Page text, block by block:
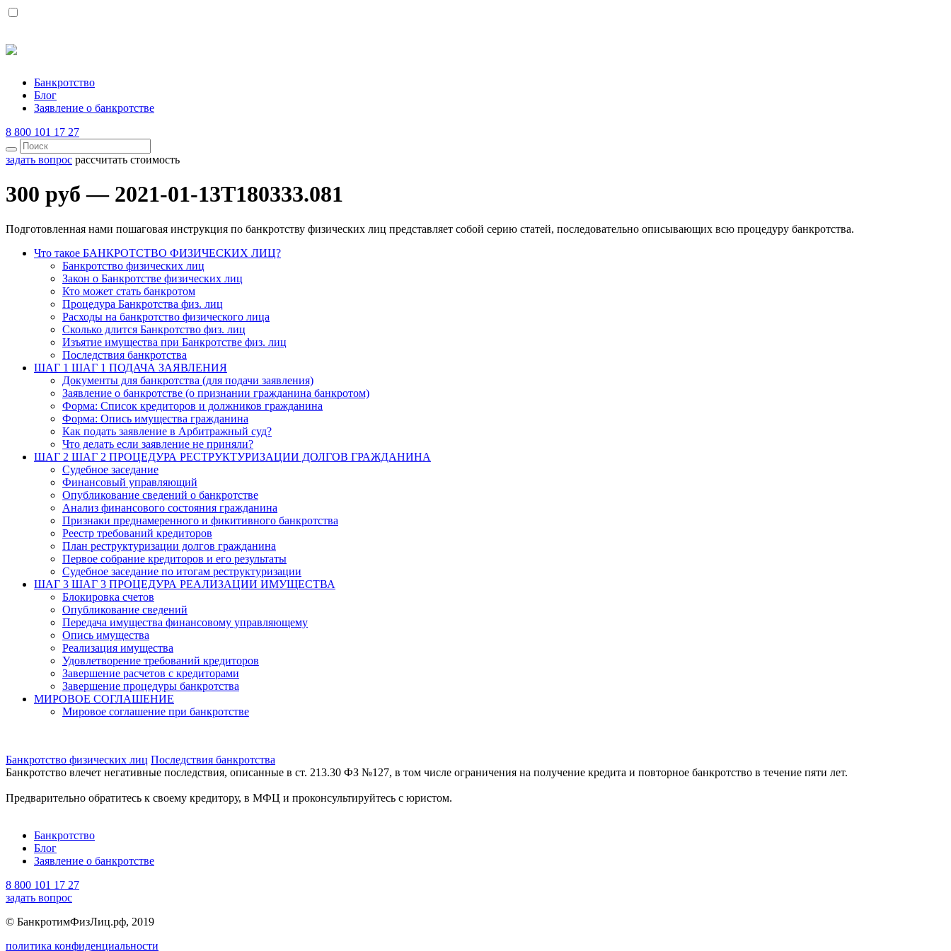
Банкротство
Блог
Заявление о банкротстве
8 800 101 17 27
задать вопрос рассчитать стоимость
300 руб — 2021-01-13T180333.081
Подготовленная нами пошаговая инструкция по банкротству физических лиц представляет собой серию статей, последовательно описывающих всю процедуру банкротства.
Что такое БАНКРОТСТВО ФИЗИЧЕСКИХ ЛИЦ?
Банкротство физических лиц
Закон о Банкротстве физических лиц
Кто может стать банкротом
Процедура Банкротства физ. лиц
Расходы на банкротство физического лица
Сколько длится Банкротство физ. лиц
Изъятие имущества при Банкротстве физ. лиц
Последствия банкротства
ШАГ 1 ШАГ 1 ПОДАЧА ЗАЯВЛЕНИЯ
Документы для банкротства (для подачи заявления)
Заявление о банкротстве (о признании гражданина банкротом)
Форма: Список кредиторов и должников гражданина
Форма: Опись имущества гражданина
Как подать заявление в Арбитражный суд?
Что делать если заявление не приняли?
ШАГ 2 ШАГ 2 ПРОЦЕДУРА РЕСТРУКТУРИЗАЦИИ ДОЛГОВ ГРАЖДАНИНА
Судебное заседание
Финансовый управляющий
Опубликование сведений о банкротстве
Анализ финансового состояния гражданина
Признаки преднамеренного и фикитивного банкротства
Реестр требований кредиторов
План реструктуризации долгов гражданина
Первое собрание кредиторов и его результаты
Судебное заседание по итогам реструктуризации
ШАГ 3 ШАГ 3 ПРОЦЕДУРА РЕАЛИЗАЦИИ ИМУЩЕСТВА
Блокировка счетов
Опубликование сведений
Передача имущества финансовому управляющему
Опись имущества
Реализация имущества
Удовлетворение требований кредиторов
Завершение расчетов с кредиторами
Завершение процедуры банкротства
МИРОВОЕ СОГЛАШЕНИЕ
Мировое соглашение при банкротстве
Банкротство физических лиц Последствия банкротства
Банкротство влечет негативные последствия, описанные в ст. 213.30 ФЗ №127, в том числе ограничения на получение кредита и повторное банкротство в течение пяти лет.
Предварительно обратитесь к своему кредитору, в МФЦ и проконсультируйтесь с юристом.
Банкротство
Блог
Заявление о банкротстве
8 800 101 17 27
задать вопрос
© БанкротимФизЛиц.рф, 2019
политика конфиденциальности